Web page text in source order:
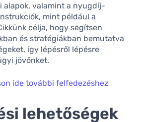
alapok, valamint a nyugdíj-
mint például a
célja, hogy segítsen
és stratégiákban bemutatva
így lépésről lépésre
jövőnket.
ide további felfedezéshez
lehetőségek